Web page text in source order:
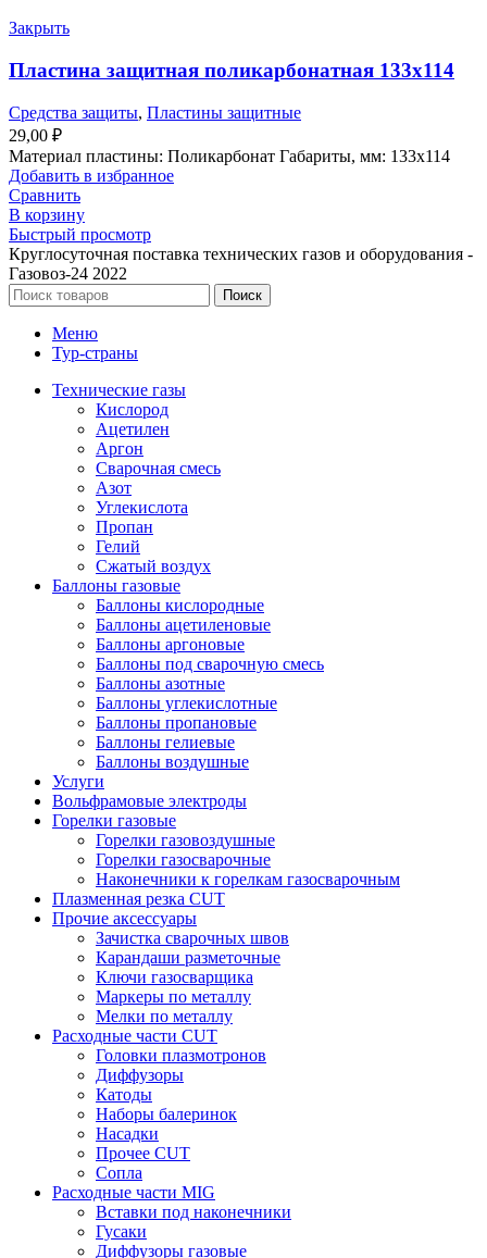
Закрыть
Пластина защитная поликарбонатная 133х114
Средства защиты, Пластины защитные
29,00 ₽
Материал пластины: Поликарбонат Габариты, мм: 133х114
Добавить в избранное
Сравнить
В корзину
Быстрый просмотр
Круглосуточная поставка технических газов и оборудования -
Газовоз-24 2022
Поиск
Меню
Тур-страны
Технические газы
Кислород
Ацетилен
Аргон
Сварочная смесь
Азот
Углекислота
Пропан
Гелий
Сжатый воздух
Баллоны газовые
Баллоны кислородные
Баллоны ацетиленовые
Баллоны аргоновые
Баллоны под сварочную смесь
Баллоны азотные
Баллоны углекислотные
Баллоны пропановые
Баллоны гелиевые
Баллоны воздушные
Услуги
Вольфрамовые электроды
Горелки газовые
Горелки газовоздушные
Горелки газосварочные
Наконечники к горелкам газосварочным
Плазменная резка CUT
Прочие аксессуары
Зачистка сварочных швов
Карандаши разметочные
Ключи газосварщика
Маркеры по металлу
Мелки по металлу
Расходные части CUT
Головки плазмотронов
Диффузоры
Катоды
Наборы балеринок
Насадки
Прочее CUT
Сопла
Расходные части MIG
Вставки под наконечники
Гусаки
Диффузоры газовые